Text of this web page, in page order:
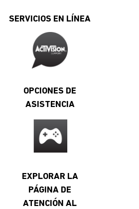
SERVICIOS EN LÍNEA
OPCIONES DE
ASISTENCIA
EXPLORAR LA
PÁGINA DE
ATENCIÓN AL